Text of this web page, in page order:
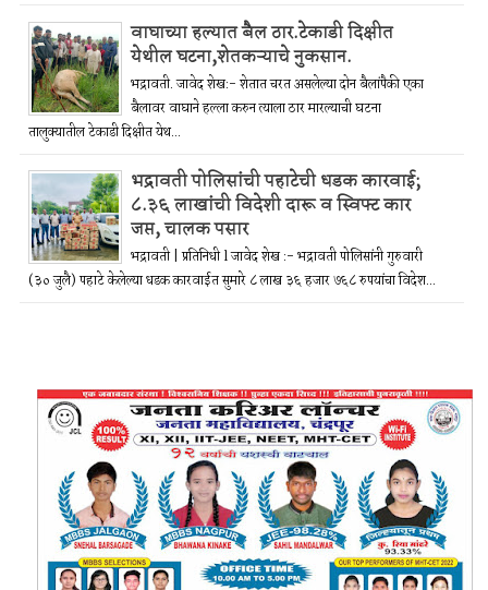
वाघाच्या हल्यात बैल ठार.टेकाडी दिक्षीत
येथील घटना,शेतकऱ्याचे नुकसान.
भद्रावती. जावेद शेख:- शेतात चरत असलेल्या दोन बैलांपैकी एका
बैलावर वाघाने हल्ला करुन त्याला ठार मारल्याची घटना
तालुक्यातील टेकाडी दिक्षीत येथ...
भद्रावती पोलिसांची पहाटेची धडक कारवाई;
८.३६ लाखांची विदेशी दारू व स्विफ्ट कार
जप्त, चालक पसार
भद्रावती | प्रतिनिधी l जावेद शेख :- भद्रावती पोलिसांनी गुरुवारी
(३० जुलै) पहाटे केलेल्या धडक कारवाईत सुमारे ८ लाख ३६ हजार ७६८ रुपयांचा विदेश...